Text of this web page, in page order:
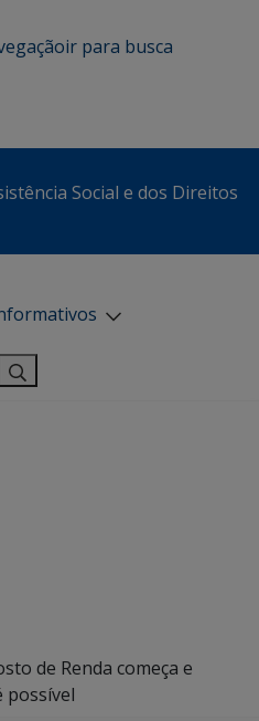
ir para busca
Social e dos Direitos
de Renda começa e
possível